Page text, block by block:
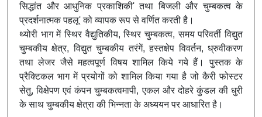
सिद्धांत और आधुनिक प्रकाशिकी' तथा बिजली और चुम्बकत्व के
प्रदर्शनात्मक पहलू' को व्यापक रूप से वर्णित करती है।
थ्योरी भाग में स्थिर वैद्युतिकीय, स्थिर चुम्बकत्व, समय परिवर्ती विद्युत
चुम्बकीय क्षेत्र, विद्युत चुम्बकीय तरंगें, हस्तक्षेप विवर्तन, ध्रुवीकरण
तथा लेजर जैसे महत्वपूर्ण विषय शामिल किये गये हैं। पुस्तक के
प्रैक्टिकल भाग में प्रयोगों को शामिल किया गया है जो कैरी फोस्टर
सेतु, विक्षेपण एवं कंपन चुम्बकत्वमापी, एकल और दोहरे कुंडल की धुरी
के साथ चुम्बकीय क्षेत्रा की भिन्नता के अध्ययन पर आधारित है।